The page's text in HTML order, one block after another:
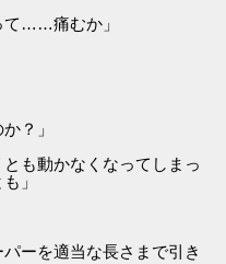
て……痛むか」
？」
とも動かなくなってしまっ
」
ーを適当な長さまで引き